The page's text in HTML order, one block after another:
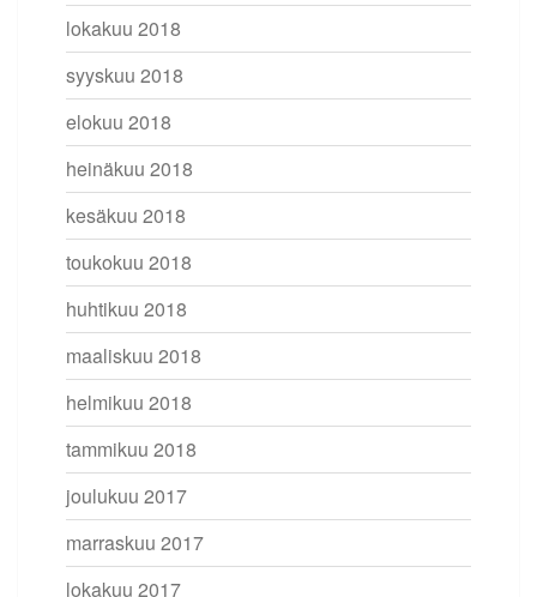
lokakuu 2018
syyskuu 2018
elokuu 2018
heinäkuu 2018
kesäkuu 2018
toukokuu 2018
huhtikuu 2018
maaliskuu 2018
helmikuu 2018
tammikuu 2018
joulukuu 2017
marraskuu 2017
lokakuu 2017